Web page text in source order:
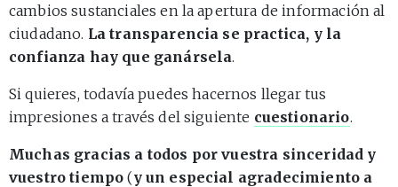
cambios sustanciales en la apertura de información al
ciudadano. La transparencia se practica, y la
confianza hay que ganársela.
Si quieres, todavía puedes hacernos llegar tus
impresiones a través del siguiente cuestionario.
Muchas gracias a todos por vuestra sinceridad y
vuestro tiempo (y un especial agradecimiento a